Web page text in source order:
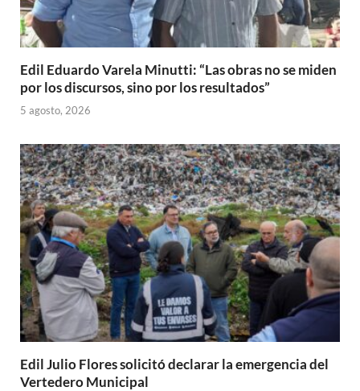
Edil Eduardo Varela Minutti: “Las obras no se miden
por los discursos, sino por los resultados”
5 agosto, 2026
Edil Julio Flores solicitó declarar la emergencia del
Vertedero Municipal